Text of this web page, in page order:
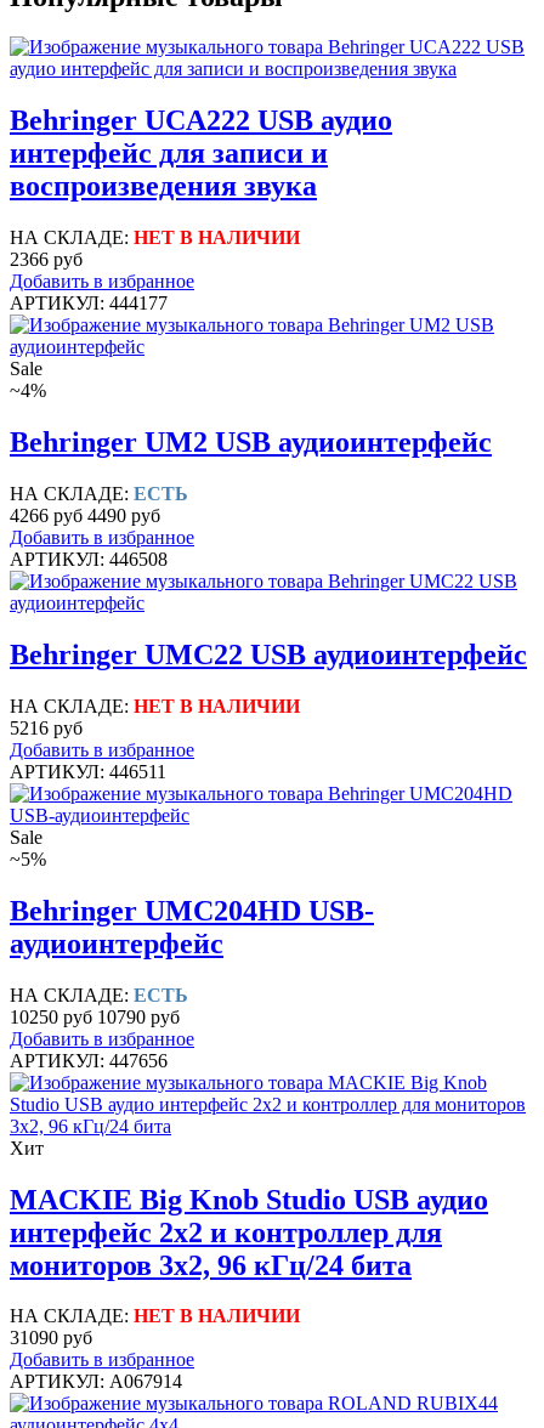
Behringer UCA222 USB аудио
интерфейс для записи и
воспроизведения звука
НА СКЛАДЕ: НЕТ В НАЛИЧИИ
2366 руб
Добавить в избранное
АРТИКУЛ: 444177
Sale
~4%
Behringer UM2 USB аудиоинтерфейс
НА СКЛАДЕ: ЕСТЬ
4266 руб 4490 руб
Добавить в избранное
АРТИКУЛ: 446508
Behringer UMC22 USB аудиоинтерфейс
НА СКЛАДЕ: НЕТ В НАЛИЧИИ
5216 руб
Добавить в избранное
АРТИКУЛ: 446511
Sale
~5%
Behringer UMC204HD USB-
аудиоинтерфейс
НА СКЛАДЕ: ЕСТЬ
10250 руб 10790 руб
Добавить в избранное
АРТИКУЛ: 447656
Хит
MACKIE Big Knob Studio USB аудио
интерфейс 2x2 и контроллер для
мониторов 3x2, 96 кГц/24 бита
НА СКЛАДЕ: НЕТ В НАЛИЧИИ
31090 руб
Добавить в избранное
АРТИКУЛ: A067914